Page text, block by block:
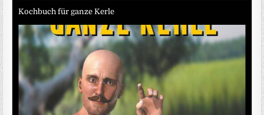
Kochbuch für ganze Kerle